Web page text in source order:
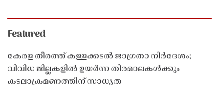
Featured
കേരള തീരത്ത് കള്ളക്കടൽ ജാഗ്രതാ നിർദേശം;
വിവിധ ജില്ലകളിൽ ഉയർന്ന തിരമാലകൾക്കും
കടലാക്രമണത്തിന് സാധ്യത